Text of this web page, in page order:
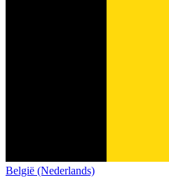
België (Nederlands)